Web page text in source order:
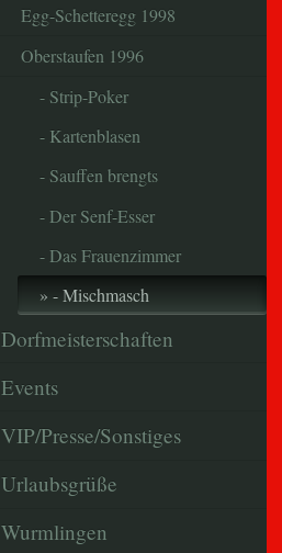
Egg-Schetteregg 1998
Oberstaufen 1996
- Strip-Poker
- Kartenblasen
- Sauffen brengts
- Der Senf-Esser
- Das Frauenzimmer
- Mischmasch
Dorfmeisterschaften
Events
VIP/Presse/Sonstiges
Urlaubsgrüße
Wurmlingen